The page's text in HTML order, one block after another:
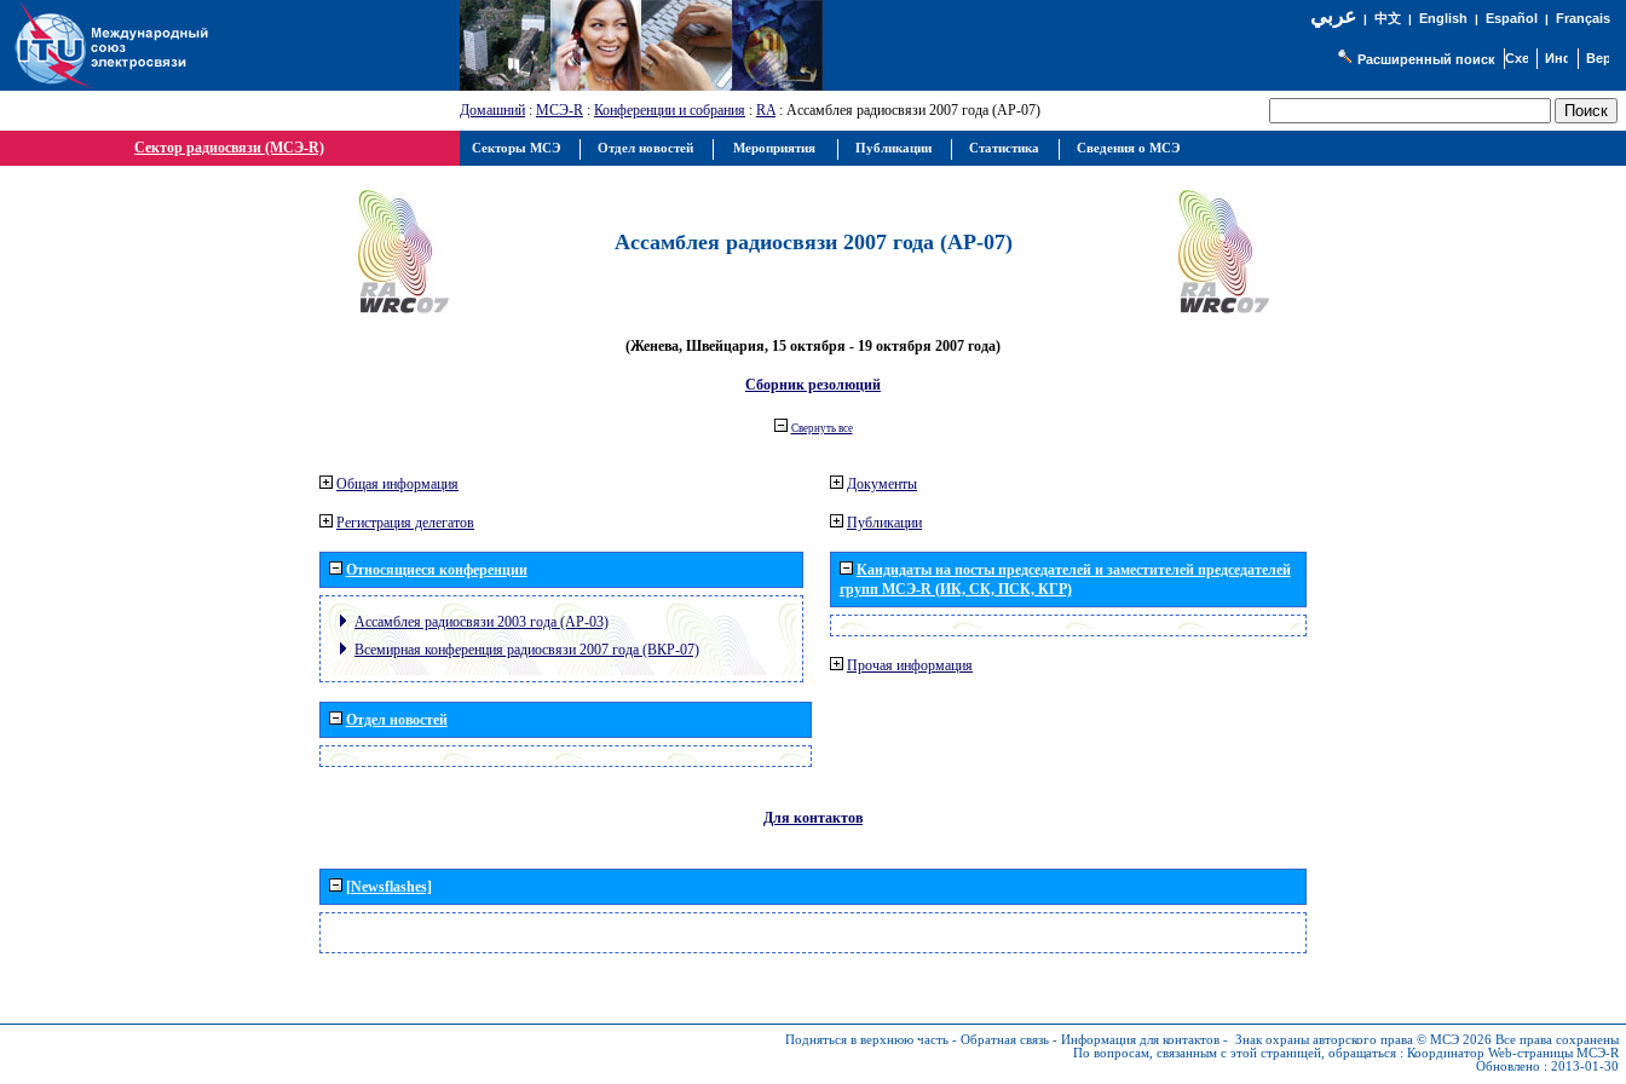
عربي| 中文| English | Español | Français
Расширенный поиск
Домашний : МСЭ-R : Конференции и собрания : RA: Ассамблея радиосвязи 2007 года (АР-07)
Сектор радиосвязи (МСЭ-R)
Ассамблея радиосвязи 2007 года (АР-07)
(Женева, Швейцария, 15 октября - 19 октября 2007 года)
Сборник резолюций
Свернуть все
Общая информация
Регистрация делегатов
Относящиеся конференции
Ассамблея радиосвязи 2003 года (АР-03)
Всемирная конференция радиосвязи 2007 года (ВКР-07)
Отдел новостей
Документы
Публикации
Кандидаты на посты председателей и заместителей председателей
групп МСЭ-R (ИК, СК, ПСК, КГР)
Прочая информация
Для контактов
[Newsflashes]
Подняться в верхнюю часть - Обратная связь - Информация для контактов - Знак охраны авторского права © МСЭ 2026 Все права сохранены
По вопросам, связанным с этой страницей, обращаться : Координатор Web-страницы МСЭ-R
Обновлено : 2013-01-30
Секторы МСЭ Отдел новостей Мероприятия Публикации Статистика Сведения о МСЭ